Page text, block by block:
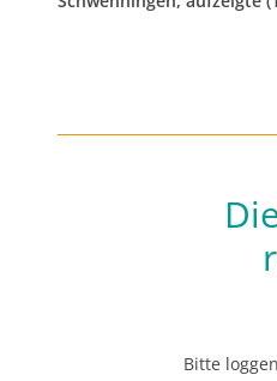
Bitte